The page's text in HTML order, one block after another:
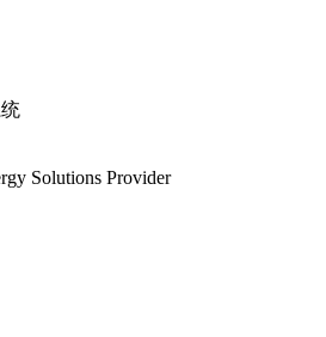
Solutions Provider